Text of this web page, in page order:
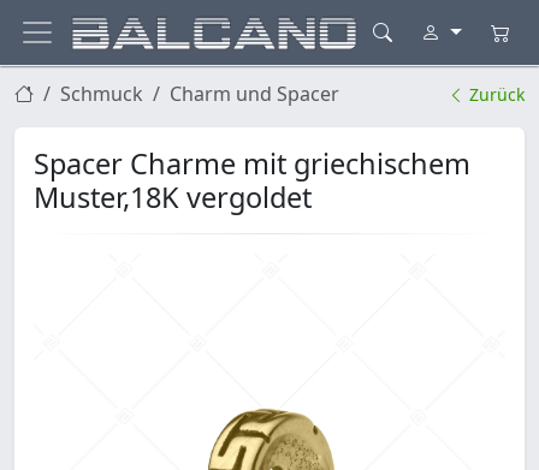
Schmuck Charm und Spacer Zurück
Spacer Charme mit griechischem
Muster,18K vergoldet